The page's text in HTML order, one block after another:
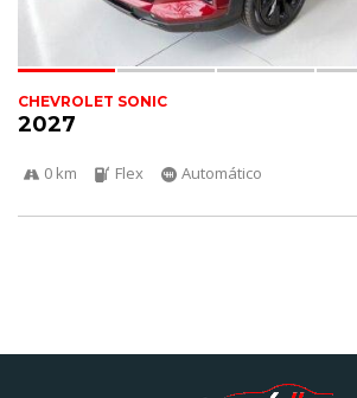
CHEVROLET SONIC
2027
0 km Flex Automático